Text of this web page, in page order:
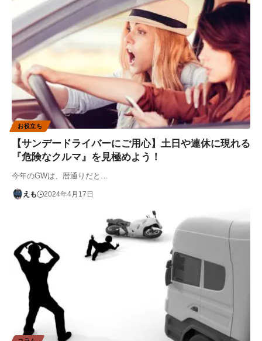
お役立ち
【サンデードライバーにご用心】土日や連休に現れる
『危険なクルマ』を見極めよう！
今年のGWは、暦通りだと…
えも 2024年4月17日